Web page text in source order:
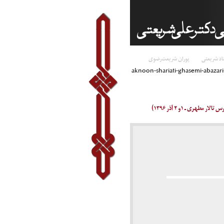
شریعتی پوران شریعت‌رضوی
ـ ۱و ۲ آذر ۱۳۹۶)
aknoon-shariati-ghasemi-